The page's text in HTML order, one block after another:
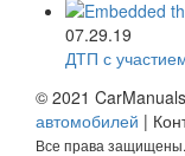
07.29.19
ДТП с
© 2021
автомобилей |
Все права